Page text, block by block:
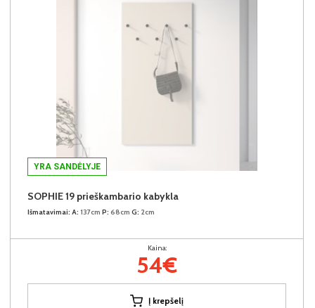
YRA SANDĖLYJE
SOPHIE 19 prieškambario kabykla
Išmatavimai: A: 137cm P: 68cm G: 2cm
Kaina:
54€
Į krepšelį